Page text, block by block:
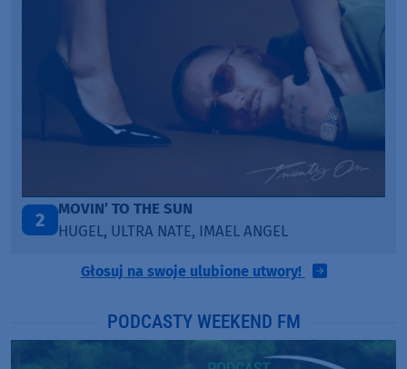
3
ITEPE ITEDE
SANAH
Głosuj na swoje ulubione utwory!
PODCASTY WEEKEND FM